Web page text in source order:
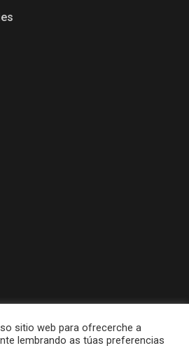
sitio web para ofrecerche a
lembrando as túas preferencias